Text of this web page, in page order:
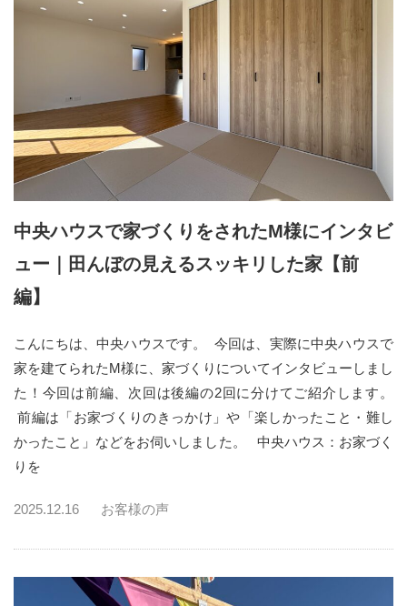
中央ハウスで家づくりをされたM様にインタビ
ュー｜田んぼの見えるスッキリした家【前
編】
こんにちは、中央ハウスです。 今回は、実際に中央ハウスで
家を建てられたM様に、家づくりについてインタビューしまし
た！今回は前編、次回は後編の2回に分けてご紹介します。
前編は「お家づくりのきっかけ」や「楽しかったこと・難し
かったこと」などをお伺いしました。 中央ハウス：お家づく
りを
2025.12.16 お客様の声